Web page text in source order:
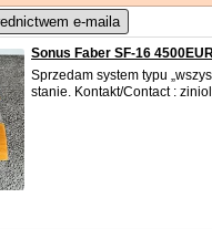
e-maila
Sonus Faber SF-16
Sprzedam system typu
stanie. Kontakt/Contact :